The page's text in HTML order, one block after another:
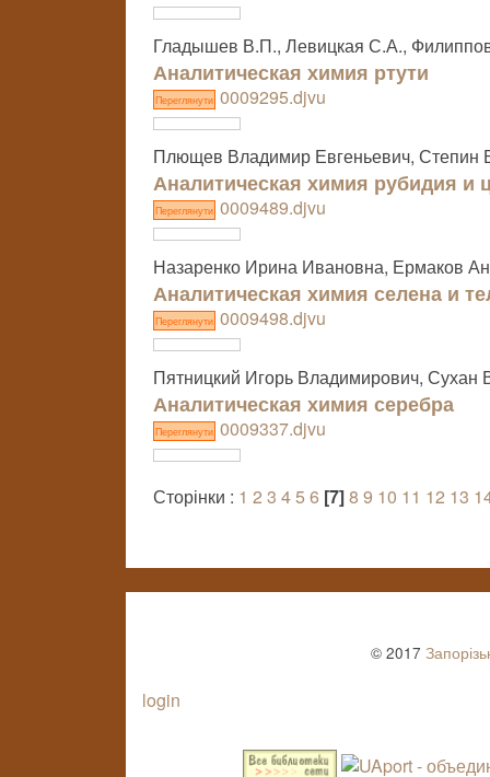
Гладышев В.П., Левицкая С.А.,
Аналитическая химия ртути
Переглянути 0009295.djvu
Плющев Владимир Евгеньевич, Степин
Аналитическая химия рубидия и
Переглянути 0009489.djvu
Назаренко Ирина Ивановна, Ермаков
Аналитическая химия селена и
Переглянути 0009498.djvu
Пятницкий Игорь Владимирович, Сухан
Аналитическая химия серебра
Переглянути 0009337.djvu
Сторінки : 1 2 3 45 6 [7]8 9 10 11 12 13
© 2017
login